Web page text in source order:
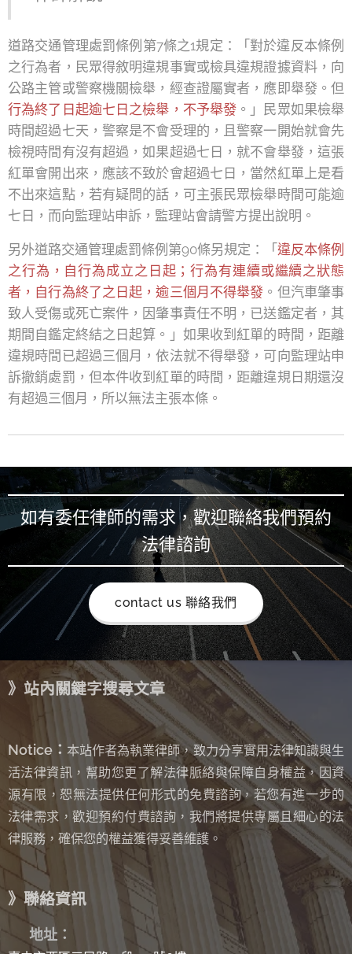
道路交通管理處罰條例第7條之1規定：「對於違反本條例
之行為者，民眾得敘明違規事實或檢具違規證據資料，向
公路主管或警察機關檢舉，經查證屬實者，應即舉發。但
行為終了日起逾七日之檢舉，不予舉發 。」民眾如果檢舉
時間超過七天，警察是不會受理的，且警察一開始就會先
檢視時間有沒有超過，如果超過七日，就不會舉發，這張
紅單會開出來，應該不致於會超過七日，當然紅單上是看
不出來這點，若有疑問的話，可主張民眾檢舉時間可能逾
七日，而向監理站申訴，監理站會請警方提出說明。
另外道路交通管理處罰條例第90條另規定：「 違反本條例
之行為，自行為成立之日起；行為有連續或繼續之狀態
者，自行為終了之日起，逾三個月不得舉發 。但汽車肇事
致人受傷或死亡案件，因肇事責任不明，已送鑑定者，其
期間自鑑定終結之日起算。」如果收到紅單的時間，距離
違規時間已超過三個月，依法就不得舉發，可向監理站申
訴撤銷處罰，但本件收到紅單的時間，距離違規日期還沒
有超過三個月，所以無法主張本條。
如有委任律師的需求，歡迎聯絡我們預約
法律諮詢
contact us 聯絡我們
》站內關鍵字搜尋文章
Notice： 本站作者為執業律師，致力分享實用法律知識與生
活法律資訊，幫助您更了解法律脈絡與保障自身權益，因資
源有限，恕無法提供任何形式的免費諮詢， 若您有進一步的
法律需求，歡迎預約付費諮詢，我們將提供專屬且細心的法
律服務，確保您的權益獲得妥善維護。
》聯絡資訊
地址：